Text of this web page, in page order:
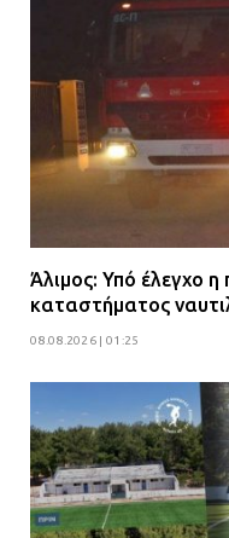
Άλιμος: Υπό έλεγχο η
καταστήματος
08.08.2026 | 01:25